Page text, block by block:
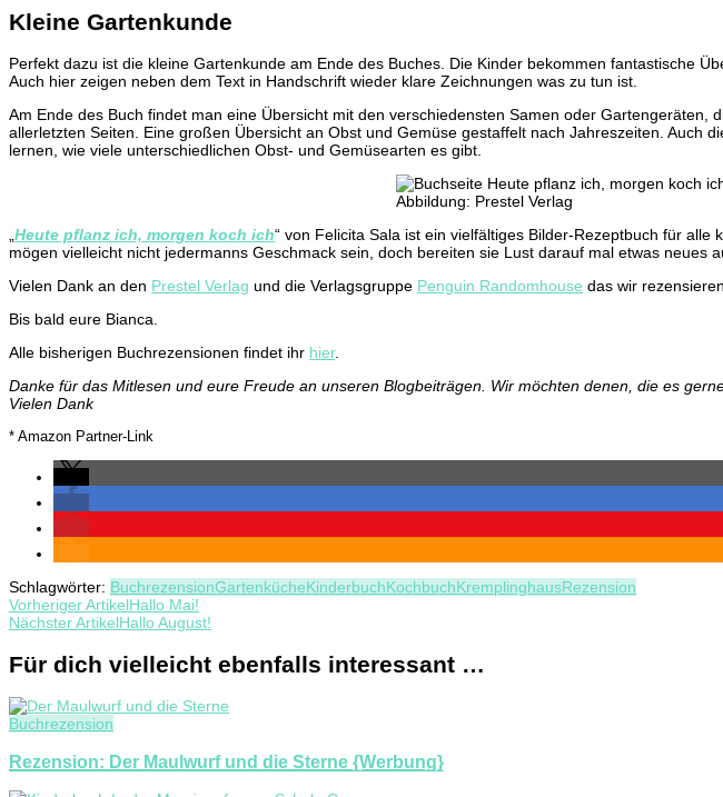
Kleine Gartenkunde
Perfekt dazu ist die kleine Gartenkunde am Ende des Buches. Die Kinder bekommen fantastische
Auch hier zeigen neben dem Text in Handschrift wieder klare Zeichnungen was zu tun ist.
Am Ende des Buch findet man eine Übersicht mit den verschiedensten Samen oder
allerletzten Seiten. Eine großen Übersicht an Obst und Gemüse gestaffelt nach Jahreszeiten. Auch
lernen, wie viele unterschiedlichen Obst- und Gemüsearten es gibt.
Abbildung: Prestel Verlag
„Heute pflanz ich, morgen koch ich“ von Felicita Sala ist ein vielfältiges Bilder-Rezeptbuch für
mögen vielleicht nicht jedermanns Geschmack sein, doch bereiten sie Lust darauf mal etwas neues
Vielen Dank an den Prestel Verlag und die Verlagsgruppe Penguin Randomhouse das wir
Bis bald eure Bianca.
Alle bisherigen Buchrezensionen findet ihr hier.
Danke für das Mitlesen und eure Freude an unseren Blogbeiträgen. Wir möchten denen, die es
Vielen Dank
* Amazon Partner-Link
Schlagwörter: BuchrezensionGartenkücheKinderbuchKochbuchKremplinghausRezension
Beitragsnavigation
Vorheriger ArtikelHallo Mai!
Nächster ArtikelHallo August!
Für dich vielleicht ebenfalls interessant …
Buchrezension
Rezension: Der Maulwurf und die Sterne {Werbung}